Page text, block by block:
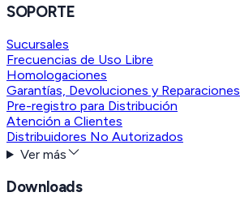
SOPORTE
Sucursales
Frecuencias de Uso Libre
Homologaciones
Garantías, Devoluciones y Reparaciones
Pre-registro para Distribución
Atención a Clientes
Distribuidores No Autorizados
Ver más
Downloads